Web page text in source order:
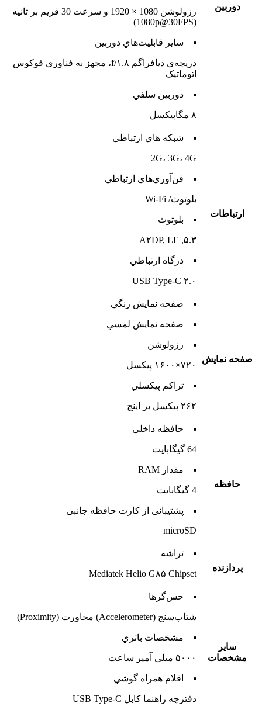
دوربين
رزولوشن 1080 × 1920 و سرعت 30 فریم بر ثانیه
(1080p@30FPS)
ساير قابليت‌هاي دوربين
دریچه‌ی دیافراگم f/۱.۸، مجهز به فناوری فوکوس
اتوماتیک
دوربين سلفي
۸ مگاپیکسل
ارتباطات
شبکه هاي ارتباطي
2G، 3G، 4G
فن‌آوري‌هاي ارتباطي
بلوتوث/ Wi-Fi
بلوتوث
۵.۳, A۲DP, LE
درگاه ارتباطي
USB Type-C ۲.۰
صفحه نمايش
صفحه نمايش رنگي
صفحه نمايش لمسي
رزولوشن
۷۲۰×۱۶۰۰ پیکسل
تراکم پيکسلي
۲۶۲ پیکسل بر اینچ
حافظه
حافظه داخلی
64 گيگابايت
مقدار RAM
4 گيگابايت
پشتيبانی از کارت حافظه جانبی
microSD
پردازنده
تراشه
Mediatek Helio G۸۵ Chipset
ساير
مشخصات
حس‌گرها
شتاب‌سنج (Accelerometer) مجاورت (Proximity)
مشخصات باتري
۵۰۰۰ میلی آمپر ساعت
اقلام همراه گوشي
دفترچه‌ راهنما کابل USB Type-C